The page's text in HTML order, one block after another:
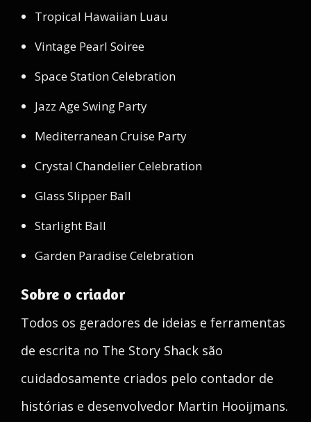
Tropical Hawaiian Luau
Vintage Pearl Soiree
Space Station Celebration
Jazz Age Swing Party
Mediterranean Cruise Party
Crystal Chandelier Celebration
Glass Slipper Ball
Starlight Ball
Garden Paradise Celebration
Sobre o criador
Todos os geradores de ideias e ferramentas
de escrita no The Story Shack são
cuidadosamente criados pelo contador de
histórias e desenvolvedor Martin Hooijmans.